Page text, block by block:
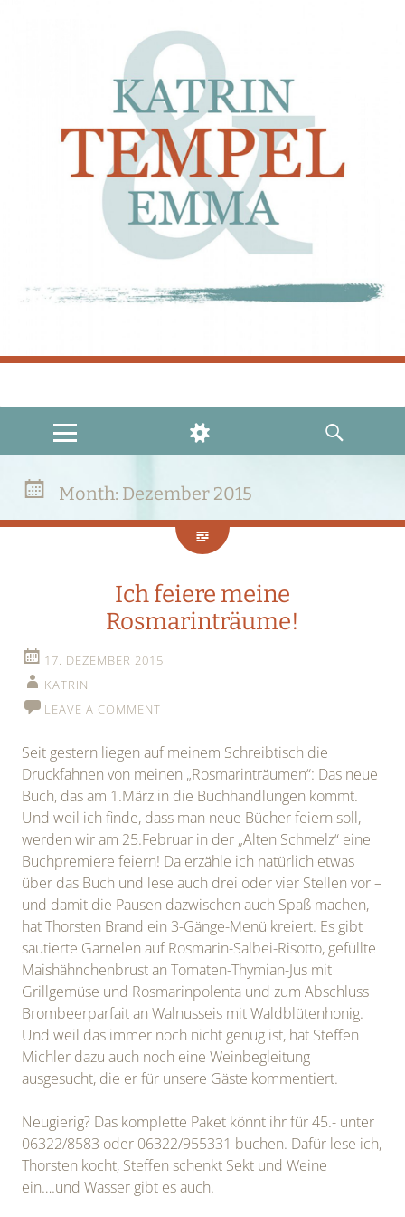
Katrin & Emma
MENU
WIDGETS
SEARCH
Month: Dezember 2015
Ich feiere meine
Rosmarinträume!
17. DEZEMBER 2015
KATRIN
LEAVE A COMMENT
Seit gestern liegen auf meinem Schreibtisch die
Druckfahnen von meinen „Rosmarinträumen“: Das neue
Buch, das am 1.März in die Buchhandlungen kommt.
Und weil ich finde, dass man neue Bücher feiern soll,
werden wir am 25.Februar in der „Alten Schmelz“ eine
Buchpremiere feiern! Da erzähle ich natürlich etwas
über das Buch und lese auch drei oder vier Stellen vor –
und damit die Pausen dazwischen auch Spaß machen,
hat Thorsten Brand ein 3-Gänge-Menü kreiert. Es gibt
sautierte Garnelen auf Rosmarin-Salbei-Risotto, gefüllte
Maishähnchenbrust an Tomaten-Thymian-Jus mit
Grillgemüse und Rosmarinpolenta und zum Abschluss
Brombeerparfait an Walnusseis mit Waldblütenhonig.
Und weil das immer noch nicht genug ist, hat Steffen
Michler dazu auch noch eine Weinbegleitung
ausgesucht, die er für unsere Gäste kommentiert.
Neugierig? Das komplette Paket könnt ihr für 45.- unter
06322/8583 oder 06322/955331 buchen. Dafür lese ich,
Thorsten kocht, Steffen schenkt Sekt und Weine
ein….und Wasser gibt es auch.